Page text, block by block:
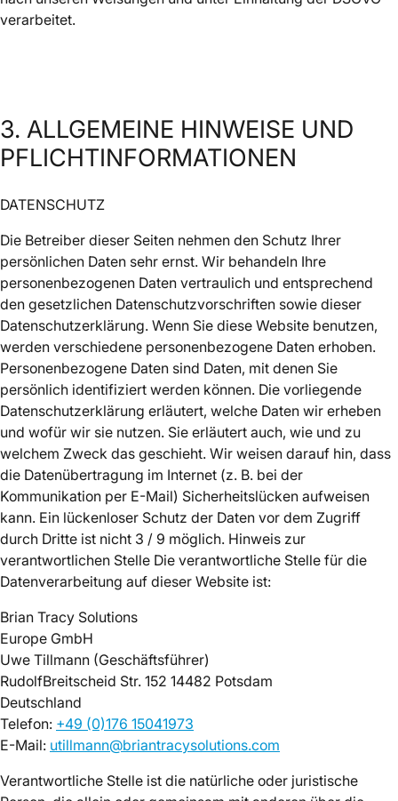
verarbeitet.
3. ALLGEMEINE HINWEISE UND
PFLICHTINFORMATIONEN
DATENSCHUTZ
Die Betreiber dieser Seiten nehmen den Schutz Ihrer
persönlichen Daten sehr ernst. Wir behandeln Ihre
personenbezogenen Daten vertraulich und entsprechend
den gesetzlichen Datenschutzvorschriften sowie dieser
Datenschutzerklärung. Wenn Sie diese Website benutzen,
werden verschiedene personenbezogene Daten erhoben.
Personenbezogene Daten sind Daten, mit denen Sie
persönlich identifiziert werden können. Die vorliegende
Datenschutzerklärung erläutert, welche Daten wir erheben
und wofür wir sie nutzen. Sie erläutert auch, wie und zu
welchem Zweck das geschieht. Wir weisen darauf hin, dass
die Datenübertragung im Internet (z. B. bei der
Kommunikation per E-Mail) Sicherheitslücken aufweisen
kann. Ein lückenloser Schutz der Daten vor dem Zugriff
durch Dritte ist nicht 3 / 9 möglich. Hinweis zur
verantwortlichen Stelle Die verantwortliche Stelle für die
Datenverarbeitung auf dieser Website ist:
Brian Tracy Solutions
Europe GmbH
Uwe Tillmann (Geschäftsführer)
RudolfBreitscheid Str. 152 14482 Potsdam
Deutschland
Telefon: +49 (0)176 15041973
E-Mail: utillmann@briantracysolutions.com
Verantwortliche Stelle ist die natürliche oder juristische